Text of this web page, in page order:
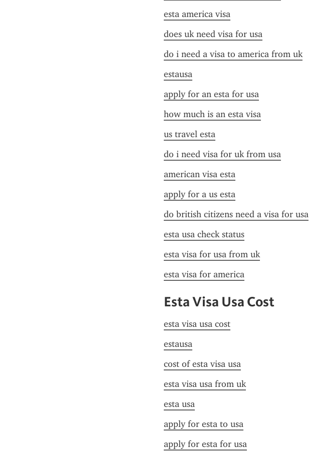
esta america visa
does uk need visa for usa
do i need a visa to america from uk
estausa
apply for an esta for usa
how much is an esta visa
us travel esta
do i need visa for uk from usa
american visa esta
apply for a us esta
do british citizens need a visa for usa
esta usa check status
esta visa for usa from uk
esta visa for america
Esta Visa Usa Cost
esta visa usa cost
estausa
cost of esta visa usa
esta visa usa from uk
esta usa
apply for esta to usa
apply for esta for usa